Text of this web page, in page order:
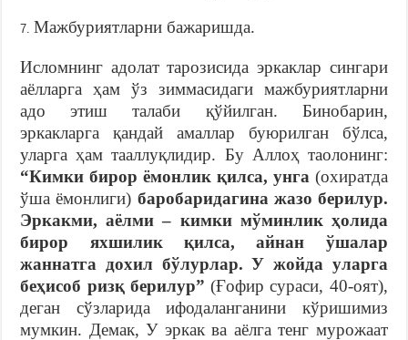
Мажбуриятларни бажаришда.
Исломнинг адолат тарозисида эркаклар сингари
аёлларга ҳам ўз зиммасидаги мажбуриятларни
адо этиш талаби қўйилган. Бинобарин,
эркакларга қандай амаллар буюрилган бўлса,
уларга ҳам тааллуқлидир. Бу Аллоҳ таолонинг:
“Кимки бирор ёмонлик қилса, унга (охиратда
ўша ёмонлиги) баробаридагина жазо берилур.
Эркакми, аёлми – кимки мўминлик ҳолида
бирор яхшилик қилса, айнан ўшалар
жаннатга дохил бўлурлар. У жойда уларга
беҳисоб ризқ берилур” (Ғофир сураси, 40-оят),
деган сўзларида ифодаланганини кўришимиз
мумкин. Демак, У эркак ва аёлга тенг мурожаат